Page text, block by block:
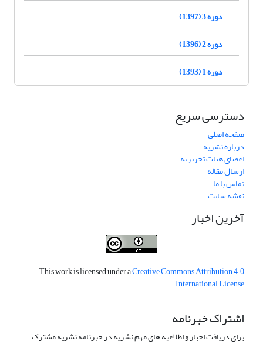
دوره 3 (1397)
دوره 2 (1396)
دوره 1 (1393)
دسترسی سریع
صفحه اصلی
درباره نشریه
اعضای هیات تحریریه
ارسال مقاله
تماس با ما
نقشه سایت
آخرین اخبار
This work is licensed under aCreative Commons Attribution 4.0
International License
.
اشتراک خبرنامه
برای دریافت اخبار و اطلاعیه های مهم نشریه در خبرنامه نشریه مشترک